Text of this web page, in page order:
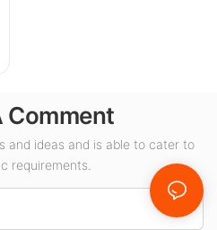
Comment
and ideas and is able to cater to
requirements.